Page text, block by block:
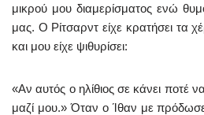
μικρού μου διαμερίσματος ενώ
μας. Ο Ρίτσαρντ είχε κρατήσει τα
και μου είχε ψιθυρίσει:
«Αν αυτός ο ηλίθιος σε κάνει ποτέ
μαζί μου.» Όταν ο Ίθαν με